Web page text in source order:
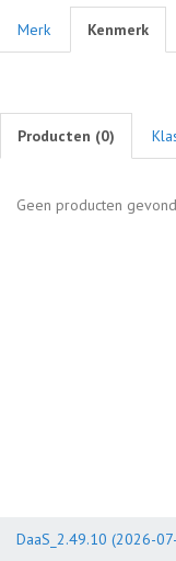
Merk Kenmerk
Producten (0)
Geen producten
DaaS_2.49.10 (2026-